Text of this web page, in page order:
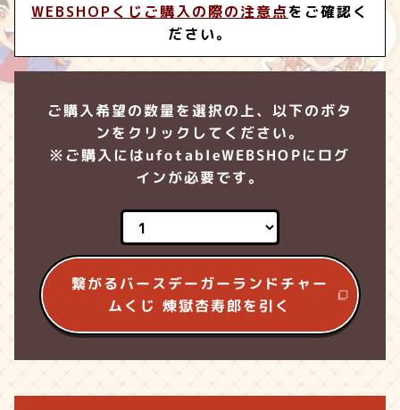
WEBSHOPくじご購入の際の注意点をご確認く
ださい。
ご購入希望の数量を選択の上、以下のボタ
ンをクリックしてください。
※ご購入にはufotableWEBSHOPにログ
インが必要です。
繋がるバースデーガーランドチャー
ムくじ 煉獄杏寿郎を引く